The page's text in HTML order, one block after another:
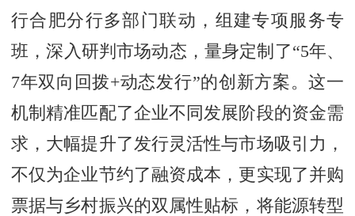
行合肥分行多部门联动，组建专项服务专
班，深入研判市场动态，量身定制了“5年、
7年双向回拨+动态发行”的创新方案。这一
机制精准匹配了企业不同发展阶段的资金需
求，大幅提升了发行灵活性与市场吸引力，
不仅为企业节约了融资成本，更实现了并购
票据与乡村振兴的双属性贴标，将能源转型